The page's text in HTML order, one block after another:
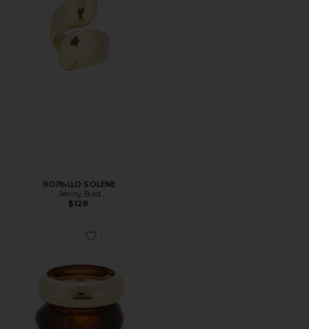
КОЛЬЦО SOLENE
Jenny Bird
$128
Favorite НАБОР БРАСЛЕТОВ, 2 ШТ.